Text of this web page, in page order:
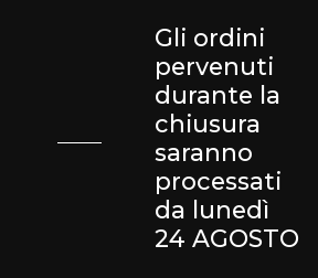
Gli ordini
pervenuti
durante la
chiusura
saranno
processati
da lunedì
24 AGOSTO